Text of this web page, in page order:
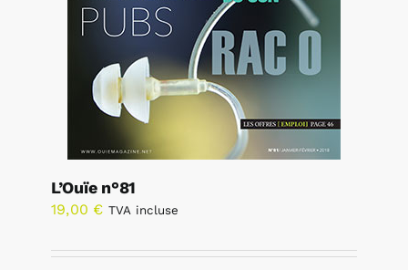
L’Ouïe n°81
19,00 € TVA incluse